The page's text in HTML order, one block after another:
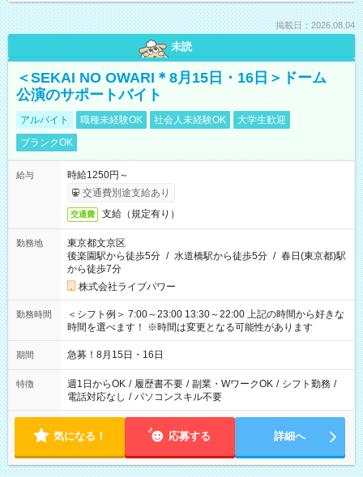
掲載日：2026.08.04
未読
＜SEKAI NO OWARI＊8月15日・16日＞ドーム
公演のサポートバイト
アルバイト 職種未経験OK 社会人未経験OK
大学生歓迎
ブランクOK
給与
時給1250円～
交通費別途支給あり
交通費 支給（規定有り）
勤務地
東京都文京区
後楽園駅から徒歩5分 / 水道橋駅から徒歩5分 / 春日(東京都)駅
から徒歩7分
株式会社ライブパワー
勤務時間
＜シフト例＞ 7:00～23:00 13:30～22:00 上記の時間から好きな
時間を選べます！ ※時間は変更となる可能性があります
期間 急募！8月15日・16日
特徴 週1日からOK / 履歴書不要 / 副業・WワークOK / シフト勤務 /
電話対応なし / パソコンスキル不要
気になる！ 応募する 詳細へ